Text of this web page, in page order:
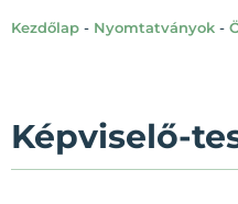
Kezdőlap - Nyomtatványok -
Képviselő-